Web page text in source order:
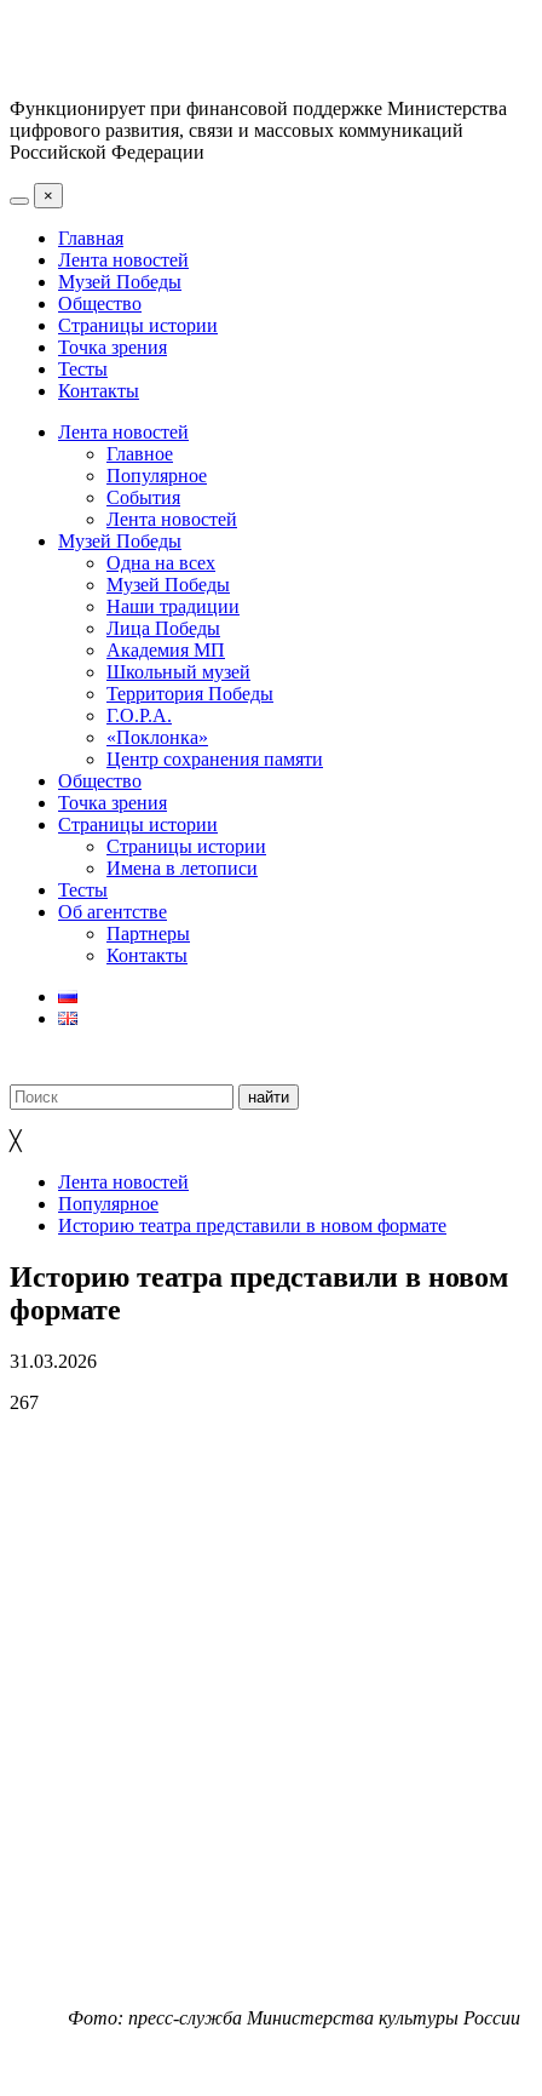
Функционирует при финансовой поддержке Министерства
цифрового развития, связи и массовых коммуникаций
Российской Федерации
×
Главная
Лента новостей
Музей Победы
Общество
Страницы истории
Точка зрения
Тесты
Контакты
Лента новостей
Главное
Популярное
События
Лента новостей
Музей Победы
Одна на всех
Музей Победы
Наши традиции
Лица Победы
Академия МП
Школьный музей
Территория Победы
Г.О.Р.А.
«Поклонка»
Центр сохранения памяти
Общество
Точка зрения
Страницы истории
Страницы истории
Имена в летописи
Тесты
Об агентстве
Партнеры
Контакты
╳
Лента новостей
Популярное
Историю театра представили в новом формате
Историю театра представили в новом
формате
31.03.2026
267
Фото: пресс-служба Министерства культуры России